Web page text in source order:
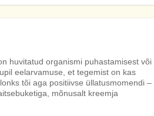
huvitatud organismi puhastamisest või
eelarvamuse, et tegemist on kas
tõi aga positiivse üllatusmomendi –
mõnusalt kreemja